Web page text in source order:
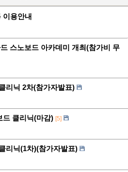
이용안내
스노보드 아카데미 개최(참가비 무
리닉 2차(참가자발표)
드 클리닉(마감) [5]
리닉(1차)(참가자발표)